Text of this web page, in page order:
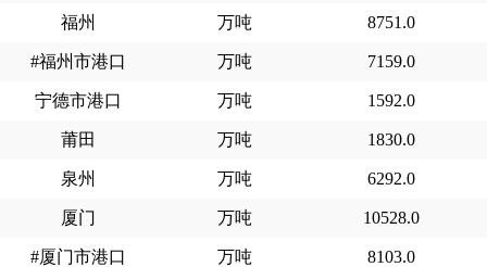
福州 万吨 8751.0
#福州市港口 万吨 7159.0
宁德市港口 万吨 1592.0
莆田 万吨 1830.0
泉州 万吨 6292.0
厦门 万吨 10528.0
#厦门市港口 万吨 8103.0